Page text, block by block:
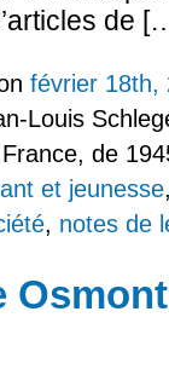
de
février 18th,
Louis
de
et jeunesse
, notes de